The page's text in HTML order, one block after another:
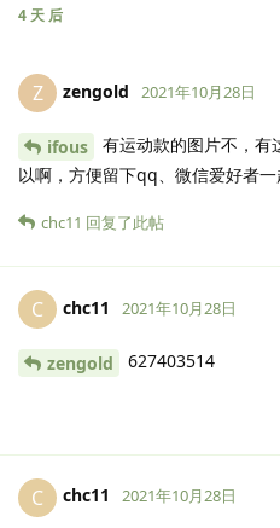
4 天 后
Z zengold 2021年10月28日
ifous
有运动款的图片不，有
以啊，方便留下qq、微信爱好者
chc11 回复了此帖
C chc11 2021年10月28日
zengold 627403514
C chc11 2021年10月28日